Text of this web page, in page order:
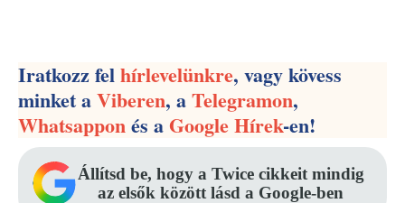
Iratkozz felhírlevelünkre, vagy kövess
minket aViberen, aTelegramon,
Whatsapponés aGoogle Hírek-en!
Állítsd be, hogy a Twice cikkeit mindig
az elsők között lásd a Google-ben